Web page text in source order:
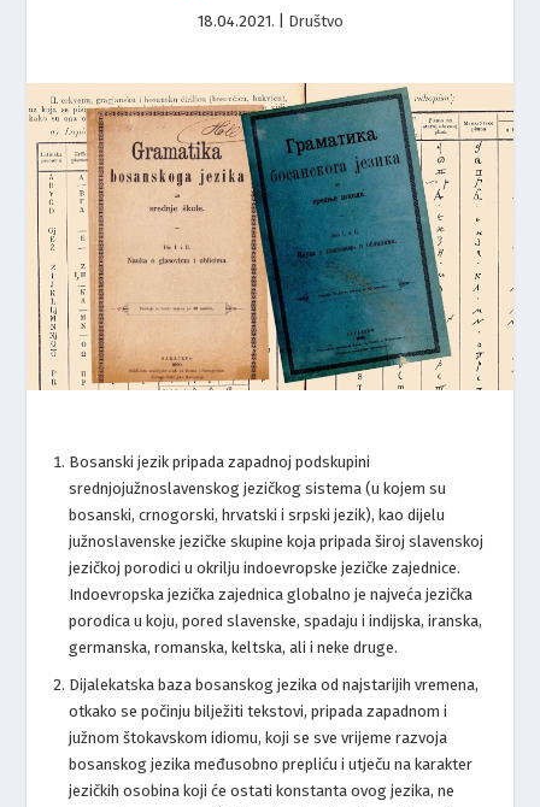
18.04.2021. Društvo
Bosanski jezik pripada zapadnoj podskupini
srednjojužnoslavenskog jezičkog sistema (u kojem su
bosanski, crnogorski, hrvatski i srpski jezik), kao dijelu
južnoslavenske jezičke skupine koja pripada široj slavenskoj
jezičkoj porodici u okrilju indoevropske jezičke zajednice.
Indoevropska jezička zajednica globalno je najveća jezička
porodica u koju, pored slavenske, spadaju i indijska, iranska,
germanska, romanska, keltska, ali i neke druge.
Dijalekatska baza bosanskog jezika od najstarijih vremena,
otkako se počinju bilježiti tekstovi, pripada zapadnom i
južnom štokavskom idiomu, koji se sve vrijeme razvoja
bosanskog jezika međusobno prepliću i utječu na karakter
jezičkih osobina koji će ostati konstanta ovog jezika, ne